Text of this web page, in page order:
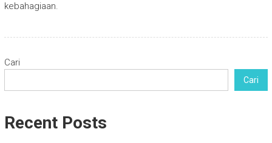
kebahagiaan.
Cari
Cari
Recent Posts